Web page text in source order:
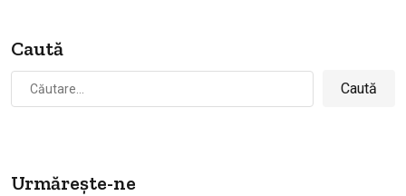
Caută
Caută
după:
Urmărește-ne